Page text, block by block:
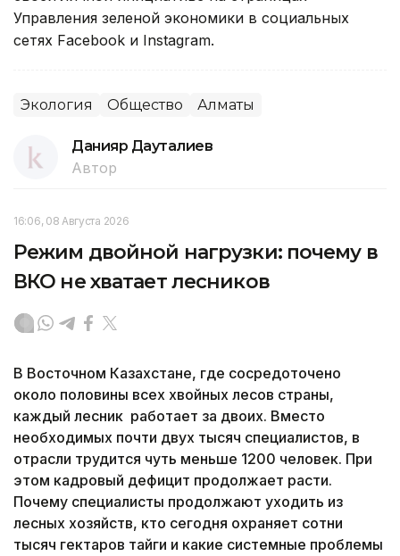
Управления зеленой экономики в социальных
сетях Facebook и Instagram.
Экология Общество Алматы
Данияр Дауталиев
Автор
16:06, 08 Августа 2026
Режим двойной нагрузки: почему в
ВКО не хватает лесников
В Восточном Казахстане, где сосредоточено
около половины всех хвойных лесов страны,
каждый лесник работает за двоих. Вместо
необходимых почти двух тысяч специалистов, в
отрасли трудится чуть меньше 1200 человек. При
этом кадровый дефицит продолжает расти.
Почему специалисты продолжают уходить из
лесных хозяйств, кто сегодня охраняет сотни
тысяч гектаров тайги и какие системные проблемы